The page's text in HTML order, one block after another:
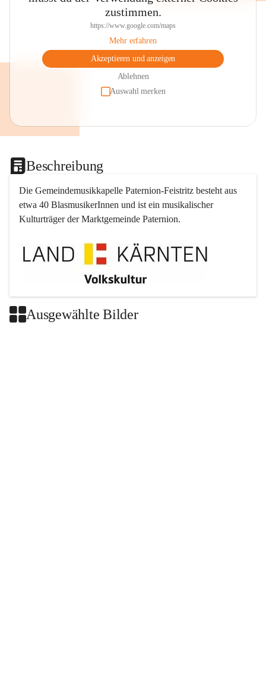
zustimmen.
https://www.google.com/maps
Mehr erfahren
Akzeptieren und anzeigen
Ablehnen
Auswahl merken
Beschreibung
Die Gemeindemusikkapelle Paternion-Feistritz besteht aus
etwa 40 BlasmusikerInnen und ist ein musikalischer
Kulturträger der Marktgemeinde Paternion.
Ausgewählte Bilder